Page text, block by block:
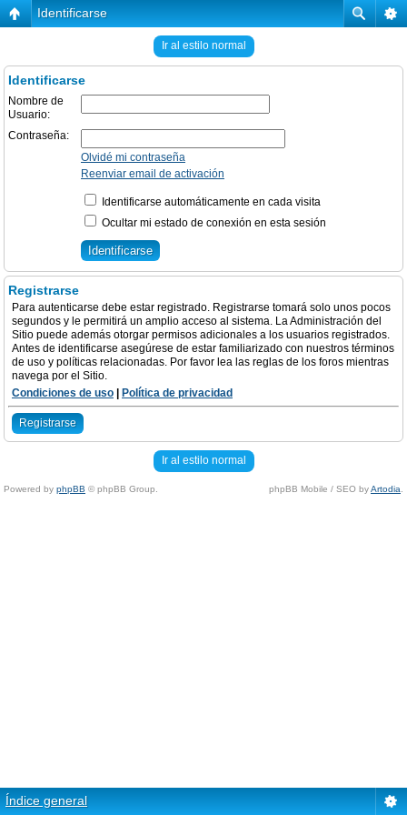
Identificarse
Ir al estilo normal
Identificarse
Nombre de
Usuario:
Contraseña:
Olvidé mi contraseña
Reenviar email de activación
Identificarse automáticamente en cada visita
Ocultar mi estado de conexión en esta sesión
Registrarse
Para autenticarse debe estar registrado. Registrarse tomará solo unos pocos
segundos y le permitirá un amplio acceso al sistema. La Administración del
Sitio puede además otorgar permisos adicionales a los usuarios registrados.
Antes de identificarse asegúrese de estar familiarizado con nuestros términos
de uso y políticas relacionadas. Por favor lea las reglas de los foros mientras
navega por el Sitio.
Condiciones de uso
Política de privacidad
Registrarse
Ir al estilo normal
Powered by phpBB © phpBB Group. phpBB Mobile / SEO byArtodia
Índice general